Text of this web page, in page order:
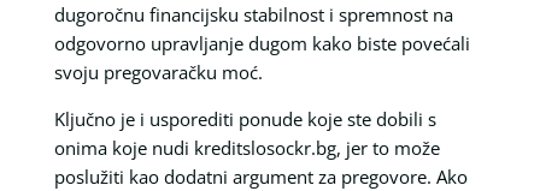
dugoročnu financijsku stabilnost i spremnost na
odgovorno upravljanje dugom kako biste povećali
svoju pregovaračku moć.
Ključno je i usporediti ponude koje ste dobili s
onima koje nudi kreditslosockr.bg, jer to može
poslužiti kao dodatni argument za pregovore. Ako